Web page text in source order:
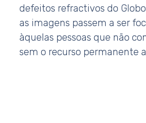
defeitos refractivos do
as imagens passem a ser
àquelas pessoas que não
sem o recurso permanente